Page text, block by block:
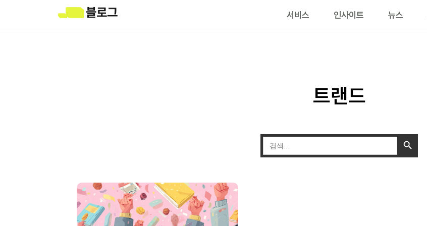
서비스 인사이트 뉴스
트랜드
검
색:
검색 버튼